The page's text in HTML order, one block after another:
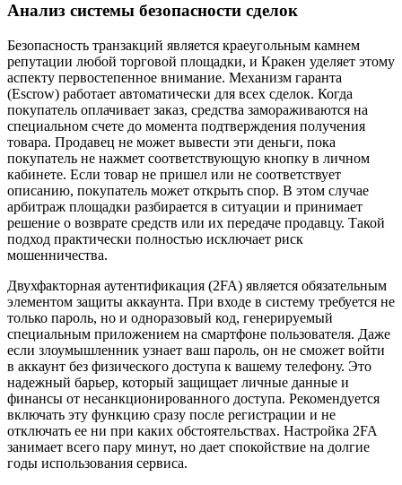
Анализ системы безопасности сделок
Безопасность транзакций является краеугольным камнем
репутации любой торговой площадки, и Кракен уделяет этому
аспекту первостепенное внимание. Механизм гаранта
(Escrow) работает автоматически для всех сделок. Когда
покупатель оплачивает заказ, средства замораживаются на
специальном счете до момента подтверждения получения
товара. Продавец не может вывести эти деньги, пока
покупатель не нажмет соответствующую кнопку в личном
кабинете. Если товар не пришел или не соответствует
описанию, покупатель может открыть спор. В этом случае
арбитраж площадки разбирается в ситуации и принимает
решение о возврате средств или их передаче продавцу. Такой
подход практически полностью исключает риск
мошенничества.
Двухфакторная аутентификация (2FA) является обязательным
элементом защиты аккаунта. При входе в систему требуется не
только пароль, но и одноразовый код, генерируемый
специальным приложением на смартфоне пользователя. Даже
если злоумышленник узнает ваш пароль, он не сможет войти
в аккаунт без физического доступа к вашему телефону. Это
надежный барьер, который защищает личные данные и
финансы от несанкционированного доступа. Рекомендуется
включать эту функцию сразу после регистрации и не
отключать ее ни при каких обстоятельствах. Настройка 2FA
занимает всего пару минут, но дает спокойствие на долгие
годы использования сервиса.